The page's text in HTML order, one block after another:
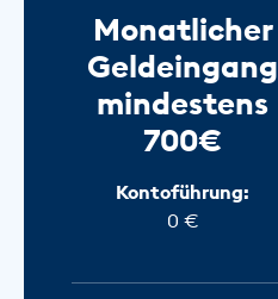
Monatlicher
Geldeingang
mindestens
700€
Kontoführung:
0 €